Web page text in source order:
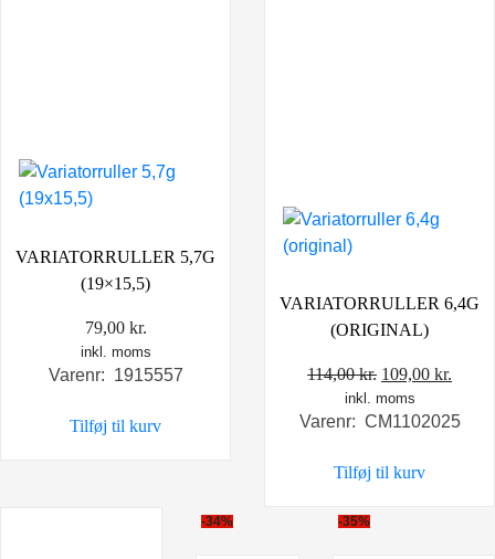
VARIATORRULLER 5,7G
(19×15,5)
79,00 kr.
inkl. moms
Varenr: 1915557
Tilføj til kurv
VARIATORRULLER 6,4G
(ORIGINAL)
114,00kr. Den
oprindelige
pris
114,00 kr..
109,00 kr.
pris
inkl. moms
Varenr: CM1102025
Tilføj til kurv
-34% -35%